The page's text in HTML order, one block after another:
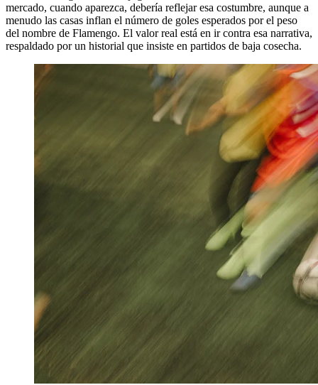
mercado, cuando aparezca, debería reflejar esa costumbre, aunque a
menudo las casas inflan el número de goles esperados por el peso
del nombre de Flamengo. El valor real está en ir contra esa narrativa,
respaldado por un historial que insiste en partidos de baja cosecha.